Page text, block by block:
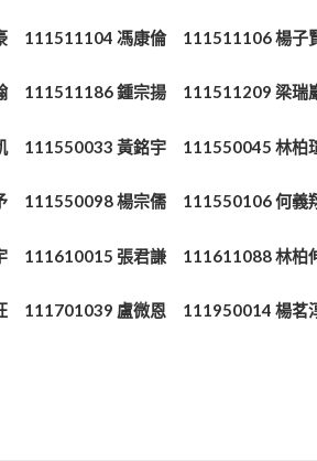
111511104 馮康倫 111511106 楊子
111511186 鍾宗揚 111511209 梁瑞
111550033 黃銘宇 111550045 林柏
111550098 楊宗儒 111550106 何
111610015 張君謙 111611088 林
111701039 盧微恩 111950014 楊茗